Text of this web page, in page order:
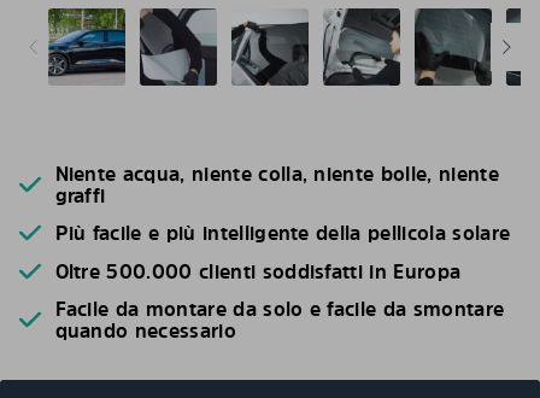
Niente acqua, niente colla, niente bolle, niente
graffi
Più facile e più intelligente della pellicola solare
Oltre 500.000 clienti soddisfatti in Europa
Facile da montare da solo e facile da smontare
quando necessario